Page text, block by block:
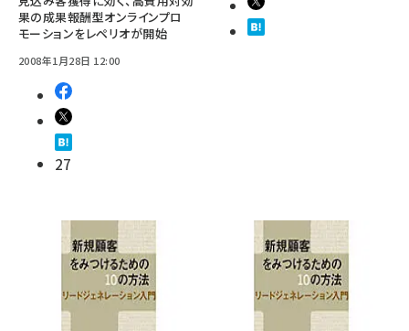
果の成果報酬型オンラインプロ
モーションをレペリオが開始
2008年1月28日 12:00
27